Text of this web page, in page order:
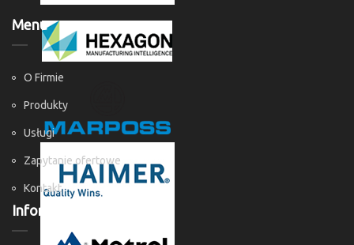
Menu
O Firmie
Produkty
Usługi
Zapytanie ofertowe
Kontakt
Informacje